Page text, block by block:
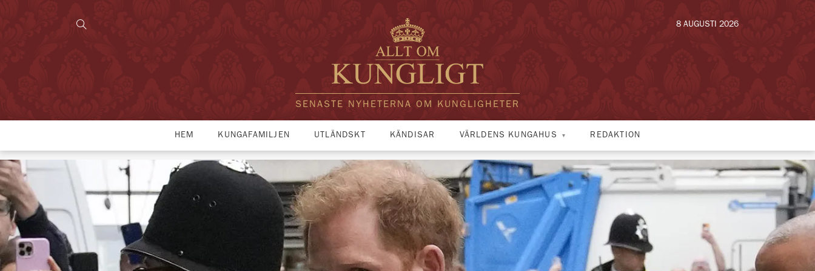
SENASTE NYHETERNA OM KUNGLIGHETER
8 AUGUSTI 2026
HEM KUNGAFAMILJEN UTLÄNDSKT KÄNDISAR VÄRLDENS KUNGAHUS REDAKTION